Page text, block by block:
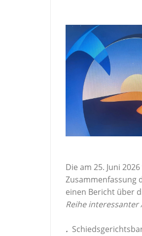
Die am 25. Juni
Zusammenfassung
einen Bericht über
Reihe interessanter
.